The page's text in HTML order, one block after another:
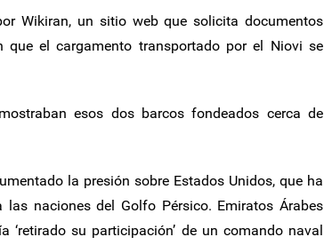
Wikiran, un sitio web que solicita documentos
el cargamento transportado por el Niovi se
esos dos barcos fondeados cerca de
la presión sobre Estados Unidos, que ha
naciones del Golfo Pérsico. Emiratos Árabes
su participación’ de un comando naval